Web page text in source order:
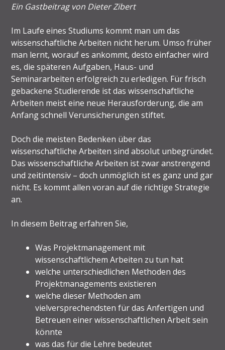
Ein Gastbeitrag von Dieter Zibert
Im Laufe eines Studiums kommt man um das
wissenschaftliche Arbeiten nicht herum. Umso früher
man lernt, worauf es ankommt, desto einfacher wird
es, die späteren Aufgaben, Haus- und
Seminararbeiten erfolgreich zu erledigen. Für frisch
gebackene Studierende ist das wissenschaftliche
Arbeiten meist eine neue Herausforderung, die am
Anfang schnell Verunsicherungen stiftet.
Doch die meisten Bedenken über das
wissenschaftliche Arbeiten sind absolut unbegründet.
Das wissenschaftliche Arbeiten ist zwar anstrengend
und zeitintensiv – doch unmöglich ist es ganz und gar
nicht. Es kommt allen voran auf die richtige Strategie
an.
In diesem Beitrag erfahren Sie,
Was Projektmanagement mit
wissenschaftlichem Arbeiten zu tun hat
welche unterschiedlichen Methoden des
Projektmanagements existieren
welche dieser Methoden am
vielversprechendsten für das Anfertigen und
Betreuen einer wissenschaftlichen Arbeit sein
könnte
was das für die Lehre bedeutet